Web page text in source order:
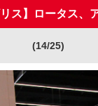
リス】ロータス
(14/25)